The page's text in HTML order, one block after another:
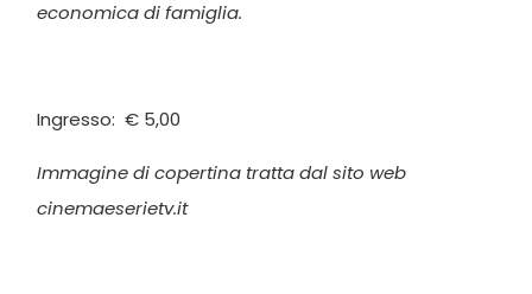
economica di famiglia.
Ingresso: € 5,00
Immagine di copertina tratta dal sito web
cinemaeserietv.it